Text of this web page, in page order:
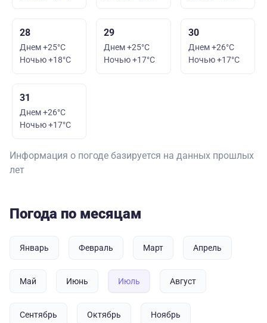
28
Днем +25°C
Ночью +18°C
29
Днем +25°C
Ночью +17°C
30
Днем +26°C
Ночью +17°C
31
Днем +26°C
Ночью +17°C
Информация о погоде базируется на данных прошлых
лет
Погода по месяцам
Январь Февраль Март Апрель
Май Июнь Июль Август
Сентябрь Октябрь Ноябрь